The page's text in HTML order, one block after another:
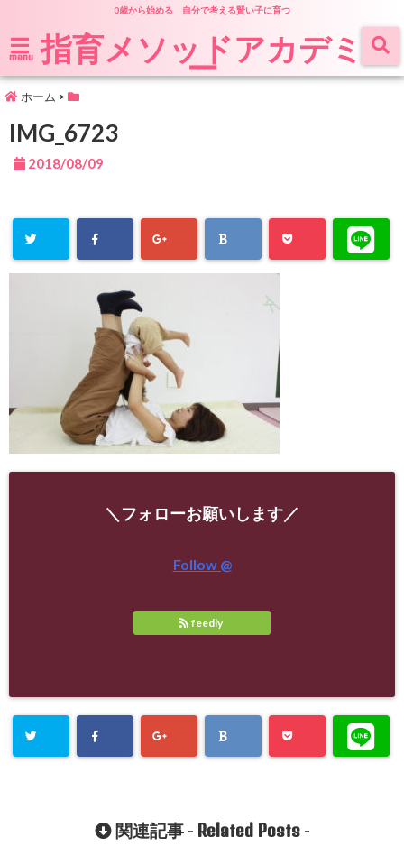
0歳から始める 自分で考える賢い子に育つ
menu 指育メソッドアカデミ
ー
ホーム >
IMG_6723
2018/08/09
＼フォローお願いします／
Follow @
feedly
関連記事 - Related Posts-